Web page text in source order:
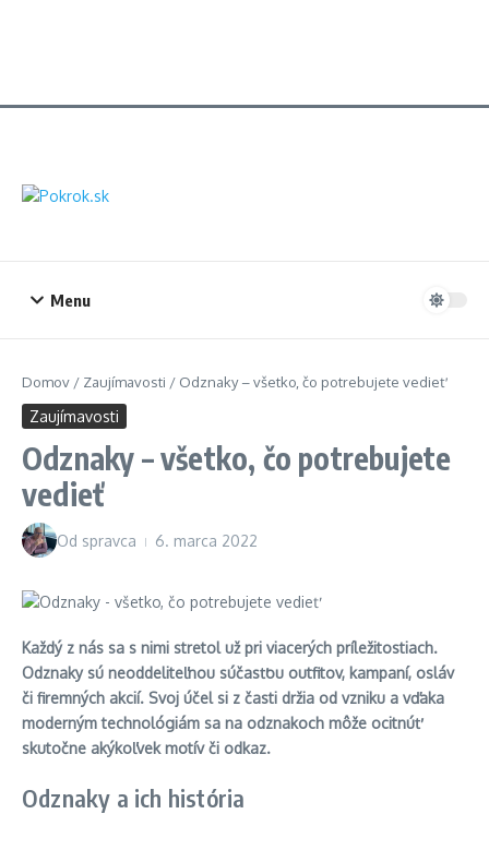
Menu
Domov / Zaujímavosti / Odznaky – všetko, čo potrebujete vedieť
Zaujímavosti
Odznaky – všetko, čo potrebujete
vedieť
Od spravca 6. marca 2022
Každý z nás sa s nimi stretol už pri viacerých príležitostiach.
Odznaky sú neoddeliteľnou súčasťou outfitov, kampaní, osláv
či firemných akcií. Svoj účel si z časti držia od vzniku a vďaka
moderným technológiám sa na odznakoch môže ocitnúť
skutočne akýkoľvek motív či odkaz.
Odznaky a ich história